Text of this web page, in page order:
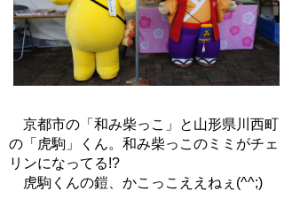
京都市の「和み柴っこ」と山形県川西町
の「虎駒」くん。和み柴っこのミミがチェ
リンになってる!?
虎駒くんの鎧、かこっこええねぇ(^^;)